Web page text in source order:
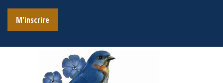
M'inscrire